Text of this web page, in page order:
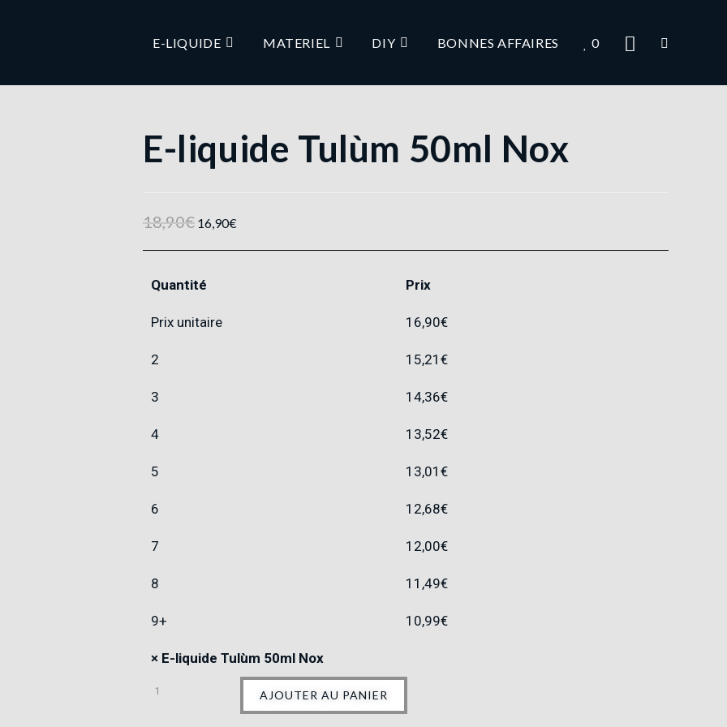
E-LIQUIDE MATERIEL DIY BONNES AFFAIRES 0
E-liquide Tulùm 50ml Nox
18,90€ 16,90€
Quantité Prix
Prix unitaire 16,90€
2 15,21 €
3 14,36€
4 13,52€
5 13,01 €
6 12,68€
7 12,00€
8 11,49€
9+ 10,99€
× E-liquide Tulùm 50ml Nox
AJOUTER AU PANIER